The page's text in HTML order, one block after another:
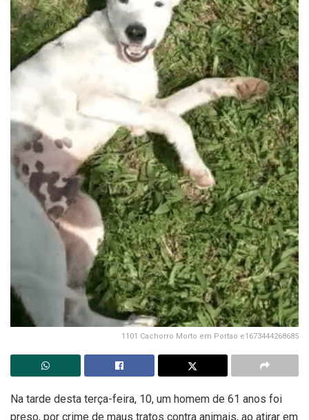
1101 Cachorro Morto em Portao e1673444268685
Na tarde desta terça-feira, 10, um homem de 61 anos foi
preso, por crime de maus tratos contra animais, ao atirar em